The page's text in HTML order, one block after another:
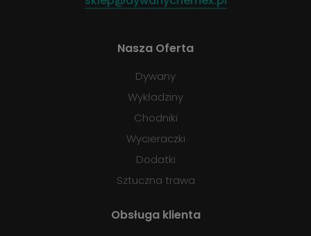
Nasza Oferta
Dywany
Wykładziny
Chodniki
Wycieraczki
Dodatki
Sztuczna trawa
Obsługa klienta